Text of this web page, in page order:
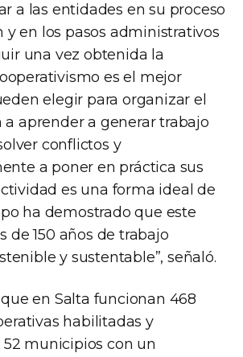
a las entidades en su proceso
y en los pasos administrativos
una vez obtenida la
es el mejor
elegir para organizar el
a aprender a generar trabajo
conflictos y
a poner en práctica sus
es una forma ideal de
ha demostrado que este
de 150 años de trabajo
y sustentable”, señaló.
en Salta funcionan 468
habilitadas y
municipios con un